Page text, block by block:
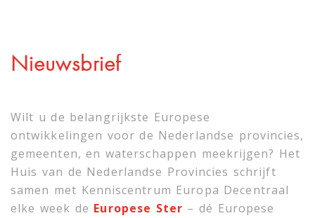
Nieuwsbrief
Wilt u de belangrijkste Europese
ontwikkelingen voor de Nederlandse provincies,
gemeenten, en waterschappen meekrijgen? Het
Huis van de Nederlandse Provincies schrijft
samen met Kenniscentrum Europa Decentraal
elke week de Europese Ster – dé Europese